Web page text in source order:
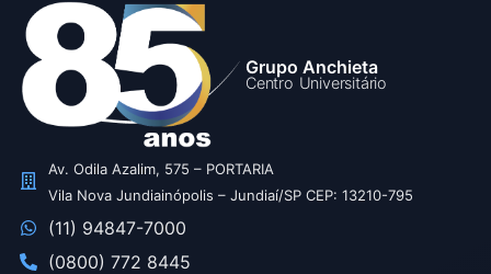
Grupo Anchieta
Centro Universitário
Av. Odila Azalim, 575 – PORTARIA
Vila Nova Jundiainópolis – Jundiaí/SP CEP: 13210-795
(11) 94847-7000
(0800) 772 8445